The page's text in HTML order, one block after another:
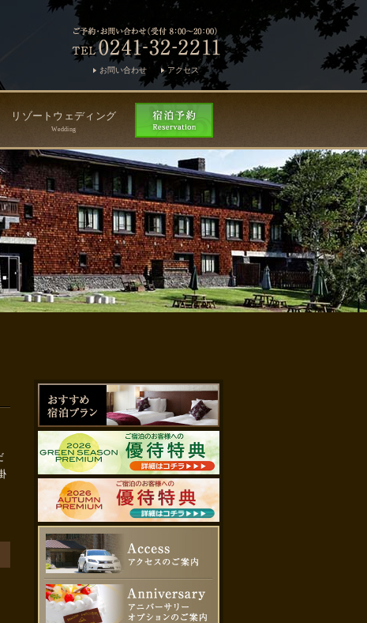
お問い合わせ アクセス
リゾートウェディング
Wedding